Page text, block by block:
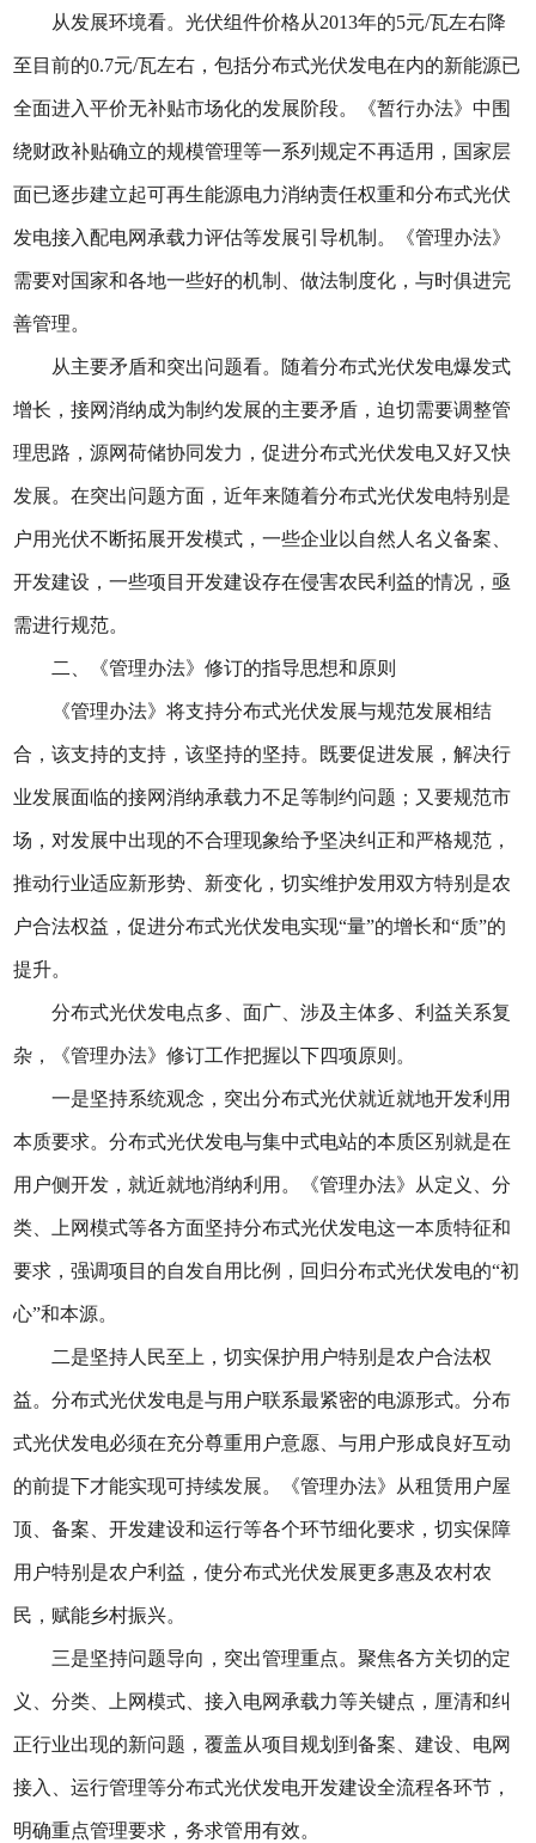
从发展环境看。光伏组件价格从2013年的5元/瓦左右降
至目前的0.7元/瓦左右，包括分布式光伏发电在内的新能源已
全面进入平价无补贴市场化的发展阶段。《暂行办法》中围
绕财政补贴确立的规模管理等一系列规定不再适用，国家层
面已逐步建立起可再生能源电力消纳责任权重和分布式光伏
发电接入配电网承载力评估等发展引导机制。《管理办法》
需要对国家和各地一些好的机制、做法制度化，与时俱进完
善管理。
从主要矛盾和突出问题看。随着分布式光伏发电爆发式
增长，接网消纳成为制约发展的主要矛盾，迫切需要调整管
理思路，源网荷储协同发力，促进分布式光伏发电又好又快
发展。在突出问题方面，近年来随着分布式光伏发电特别是
户用光伏不断拓展开发模式，一些企业以自然人名义备案、
开发建设，一些项目开发建设存在侵害农民利益的情况，亟
需进行规范。
二、《管理办法》修订的指导思想和原则
《管理办法》将支持分布式光伏发展与规范发展相结
合，该支持的支持，该坚持的坚持。既要促进发展，解决行
业发展面临的接网消纳承载力不足等制约问题；又要规范市
场，对发展中出现的不合理现象给予坚决纠正和严格规范，
推动行业适应新形势、新变化，切实维护发用双方特别是农
户合法权益，促进分布式光伏发电实现“量”的增长和“质”的
提升。
分布式光伏发电点多、面广、涉及主体多、利益关系复
杂，《管理办法》修订工作把握以下四项原则。
一是坚持系统观念，突出分布式光伏就近就地开发利用
本质要求。分布式光伏发电与集中式电站的本质区别就是在
用户侧开发，就近就地消纳利用。《管理办法》从定义、分
类、上网模式等各方面坚持分布式光伏发电这一本质特征和
要求，强调项目的自发自用比例，回归分布式光伏发电的“初
心”和本源。
二是坚持人民至上，切实保护用户特别是农户合法权
益。分布式光伏发电是与用户联系最紧密的电源形式。分布
式光伏发电必须在充分尊重用户意愿、与用户形成良好互动
的前提下才能实现可持续发展。《管理办法》从租赁用户屋
顶、备案、开发建设和运行等各个环节细化要求，切实保障
用户特别是农户利益，使分布式光伏发展更多惠及农村农
民，赋能乡村振兴。
三是坚持问题导向，突出管理重点。聚焦各方关切的定
义、分类、上网模式、接入电网承载力等关键点，厘清和纠
正行业出现的新问题，覆盖从项目规划到备案、建设、电网
接入、运行管理等分布式光伏发电开发建设全流程各环节，
明确重点管理要求，务求管用有效。